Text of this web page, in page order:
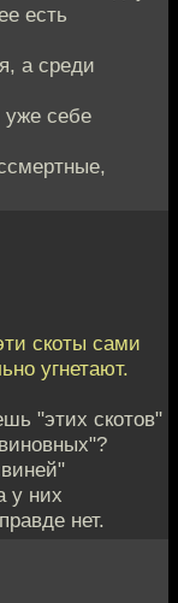
есть
а среди
уже себе
скоты сами
угнетают.
"этих скотов"
у них
нет.